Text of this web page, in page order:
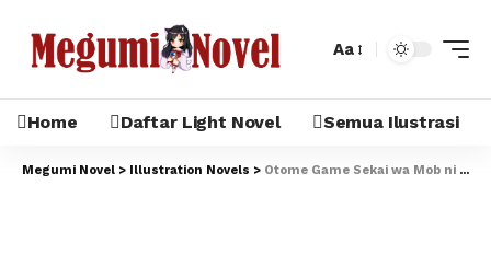
Aa
Home Daftar Light Novel Semua Ilustrasi
Megumi Novel > Illustration Novels > Otome Game Sekai wa Mob ni Kibishii Sekai Desu V6 Illustration